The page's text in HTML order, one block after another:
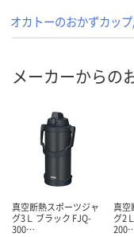
オカトーのおかずカッ
メーカーからの
真空断熱スポーツジャ
グ3Ｌ ブラック FJQ-
300…
真空
グ2